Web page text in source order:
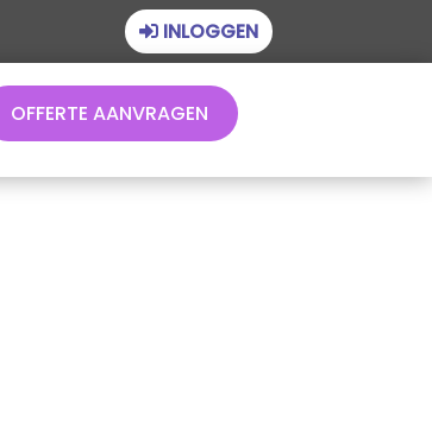
INLOGGEN
OFFERTE AANVRAGEN